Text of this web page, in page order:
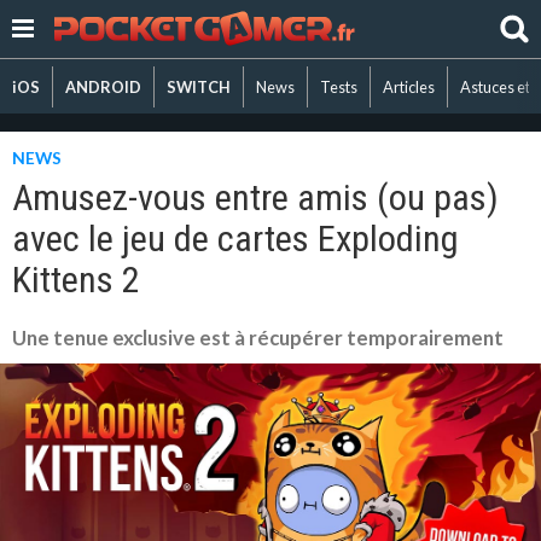
iOS ANDROID SWITCH News Tests Articles Astuces et
NEWS
Amusez-vous entre amis (ou pas)
avec le jeu de cartes Exploding
Kittens 2
Une tenue exclusive est à récupérer temporairement